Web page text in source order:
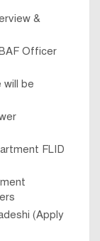
&
Officer
will be
FLID
(Apply